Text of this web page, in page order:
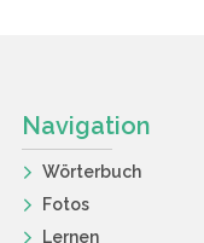
Navigation
Wörterbuch
Fotos
Lernen